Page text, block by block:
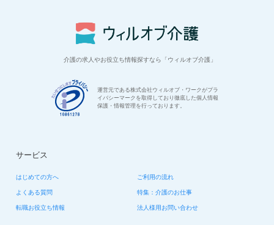
介護の求人やお役立ち情報探すなら「ウィルオブ介護」
運営元である株式会社ウィルオブ・ワークがプラ
イバシーマークを取得しており徹底した個人情報
保護・情報管理を行っております。
サービス
はじめての方へ ご利用の流れ
よくある質問 特集：介護のお仕事
転職お役立ち情報 法人様用お問い合わせ